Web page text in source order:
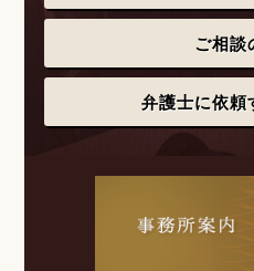
ご相談
弁護士に依頼